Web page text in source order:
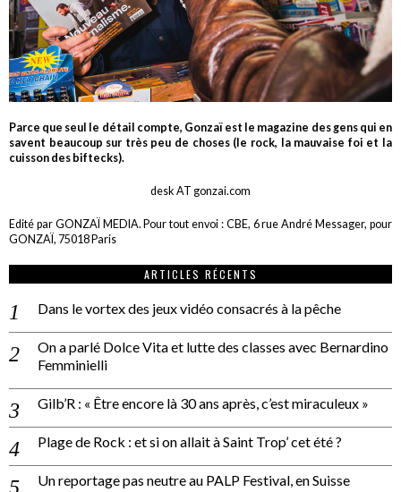
Parce que seul le détail compte, Gonzaï est le magazine des gens qui en
savent beaucoup sur très peu de choses (le rock, la mauvaise foi et la
cuisson des biftecks).
desk AT gonzai.com
Edité par GONZAÏ MEDIA. Pour tout envoi : CBE, 6 rue André Messager, pour
GONZAÏ, 75018 Paris
ARTICLES RÉCENTS
Dans le vortex des jeux vidéo consacrés à la pêche
On a parlé Dolce Vita et lutte des classes avec Bernardino
Femminielli
Gilb’R : « Être encore là 30 ans après, c’est miraculeux »
Plage de Rock : et si on allait à Saint Trop’ cet été ?
Un reportage pas neutre au PALP Festival, en Suisse